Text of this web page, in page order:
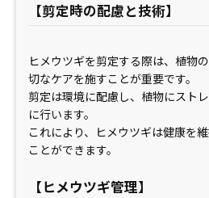
【剪定時の配慮と技術】
ヒメウツギを剪定する際は、植物
切なケアを施すことが重要です。
剪定は環境に配慮し、植物にスト
に行います。
これにより、ヒメウツギは健康を
ことができます。
【ヒメウツギ管理】